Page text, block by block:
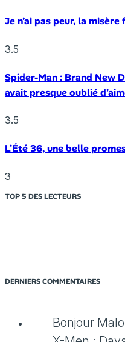
Je n’ai pas peur, la
3.5
Spider-Man : Brand New
avait presque oublié
3.5
L’Été 36, une belle
3
TOP 5 DES LECTEURS
DERNIERS COMMENTAIRES
Bonjour